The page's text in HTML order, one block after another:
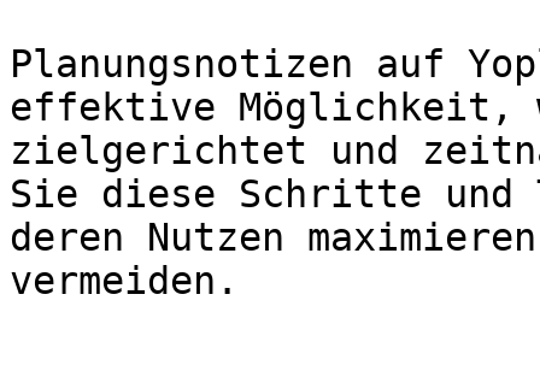
Planungsnotizen auf
effektive Möglichkeit,
zielgerichtet und
Sie diese Schritte und
deren Nutzen
vermeiden.